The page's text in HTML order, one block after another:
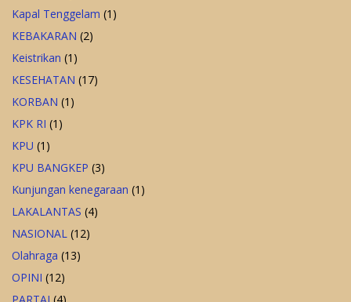
Kapal Tenggelam (1)
KEBAKARAN (2)
Keistrikan (1)
KESEHATAN (17)
KORBAN (1)
KPK RI (1)
KPU (1)
KPU BANGKEP (3)
Kunjungan kenegaraan (1)
LAKALANTAS (4)
NASIONAL (12)
Olahraga (13)
OPINI (12)